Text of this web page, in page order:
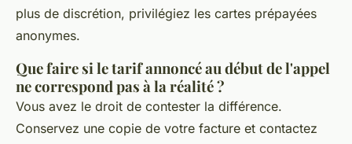
plus de discrétion, privilégiez les cartes prépayées
anonymes.
Que faire si le tarif annoncé au début de l'appel
ne correspond pas à la réalité ?
Vous avez le droit de contester la différence.
Conservez une copie de votre facture et contactez